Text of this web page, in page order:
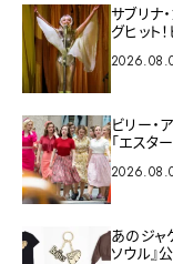
サブリナ
グヒット
ビリー・
「エスタ
あのジャ
ソウル』